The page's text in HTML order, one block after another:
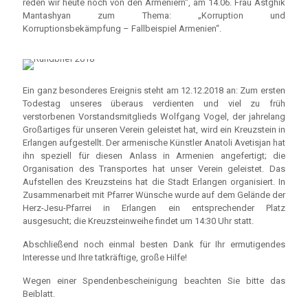
reden wir heute noch von den Armeniern“, am 14.06. Frau Astghik
Mantashyan zum Thema: „Korruption und
Korruptionsbekämpfung – Fallbeispiel Armenien“.
Ein ganz besonderes Ereignis steht am 12.12.2018 an: Zum ersten
Todestag unseres überaus verdienten und viel zu früh
verstorbenen Vorstandsmitglieds Wolfgang Vogel, der jahrelang
Großartiges für unseren Verein geleistet hat, wird ein Kreuzstein in
Erlangen aufgestellt. Der armenische Künstler Anatoli Avetisjan hat
ihn speziell für diesen Anlass in Armenien angefertigt; die
Organisation des Transportes hat unser Verein geleistet. Das
Aufstellen des Kreuzsteins hat die Stadt Erlangen organisiert. In
Zusammenarbeit mit Pfarrer Wünsche wurde auf dem Gelände der
Herz-Jesu-Pfarrei in Erlangen ein entsprechender Platz
ausgesucht; die Kreuzsteinweihe findet um 14:30 Uhr statt.
Abschließend noch einmal besten Dank für Ihr ermutigendes
Interesse und Ihre tatkräftige, große Hilfe!
Wegen einer Spendenbescheinigung beachten Sie bitte das
Beiblatt.